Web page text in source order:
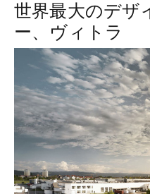
世界最大のデザ
ー、ヴィトラ